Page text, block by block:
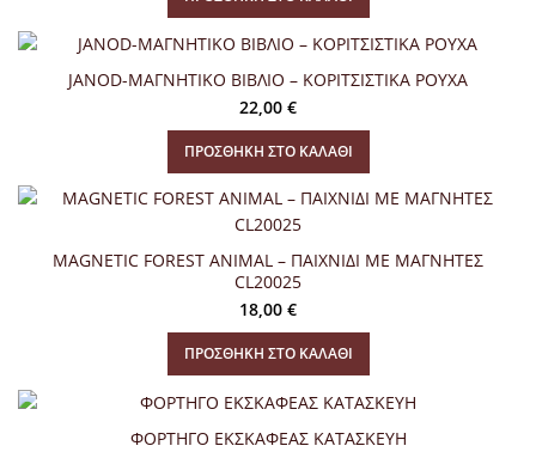
JANOD-ΜΑΓΝΗΤΙΚΟ ΒΙΒΛΙΟ – ΚΟΡΙΤΣΙΣΤΙΚΑ ΡΟΥΧΑ
22,00 €
ΠΡΟΣΘΉΚΗ ΣΤΟ ΚΑΛΆΘΙ
MAGNETIC FOREST ANIMAL – ΠΑΙΧΝΙΔΙ ΜΕ ΜΑΓΝΗΤΕΣ
CL20025
18,00 €
ΠΡΟΣΘΉΚΗ ΣΤΟ ΚΑΛΆΘΙ
ΦΟΡΤΗΓΟ ΕΚΣΚΑΦΕΑΣ ΚΑΤΑΣΚΕΥΗ